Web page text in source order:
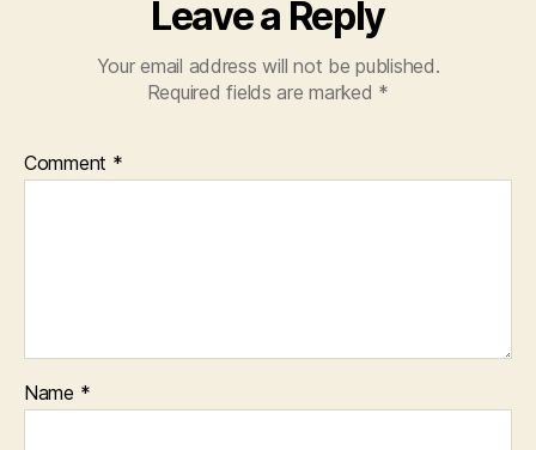
Leave a Reply
Your email address will not be published.
Required fields are marked *
Comment *
Name *